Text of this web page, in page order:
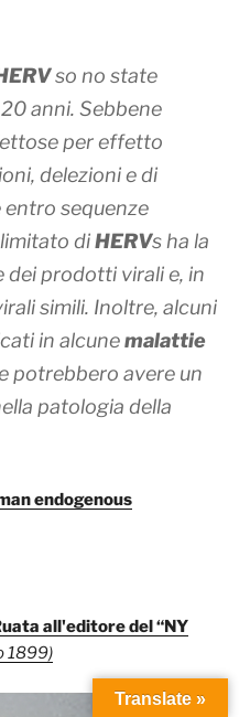
so no state
anni. Sebbene
per effetto
delezioni e di
sequenze
diHERVs ha la
prodotti virali e, in
simili. Inoltre, alcuni
in alcunemalattie
potrebbero avere un
patologia della
endogenous
all'editore del “NY
1899)
Translate »